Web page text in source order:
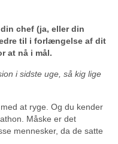
chef (ja, eller din
til i forlængelse af dit
at nå i mål.
i sidste uge, så kig lige
at ryge. Og du kender
Måske er det
mennesker, da de satte